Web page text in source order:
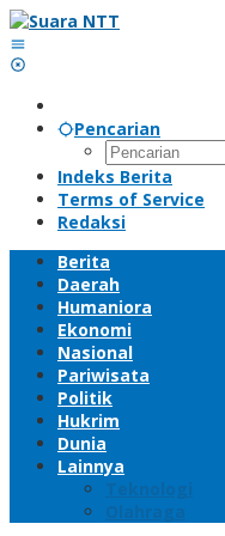
Lewati
ke
konten
Pencarian
Indeks Berita
Terms of Service
Redaksi
Berita
Daerah
Humaniora
Ekonomi
Nasional
Pariwisata
Politik
Hukrim
Dunia
Lainnya
Teknologi
Olahraga